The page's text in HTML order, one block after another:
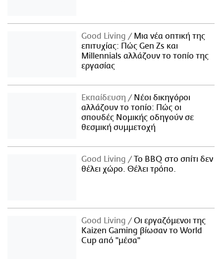
Good Living
Μια νέα οπτική της
επιτυχίας: Πώς Gen Zs και
Millennials αλλάζουν το τοπίο της
εργασίας
Εκπαίδευση
Νέοι δικηγόροι
αλλάζουν το τοπίο: Πώς οι
σπουδές Νομικής οδηγούν σε
θεσμική συμμετοχή
Good Living
Το BBQ στο σπίτι δεν
θέλει χώρο. Θέλει τρόπο.
Good Living
Οι εργαζόμενοι της
Kaizen Gaming βίωσαν το World
Cup από "μέσα"